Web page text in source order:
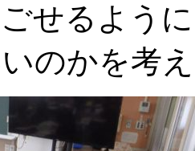
せるよう
のかを考